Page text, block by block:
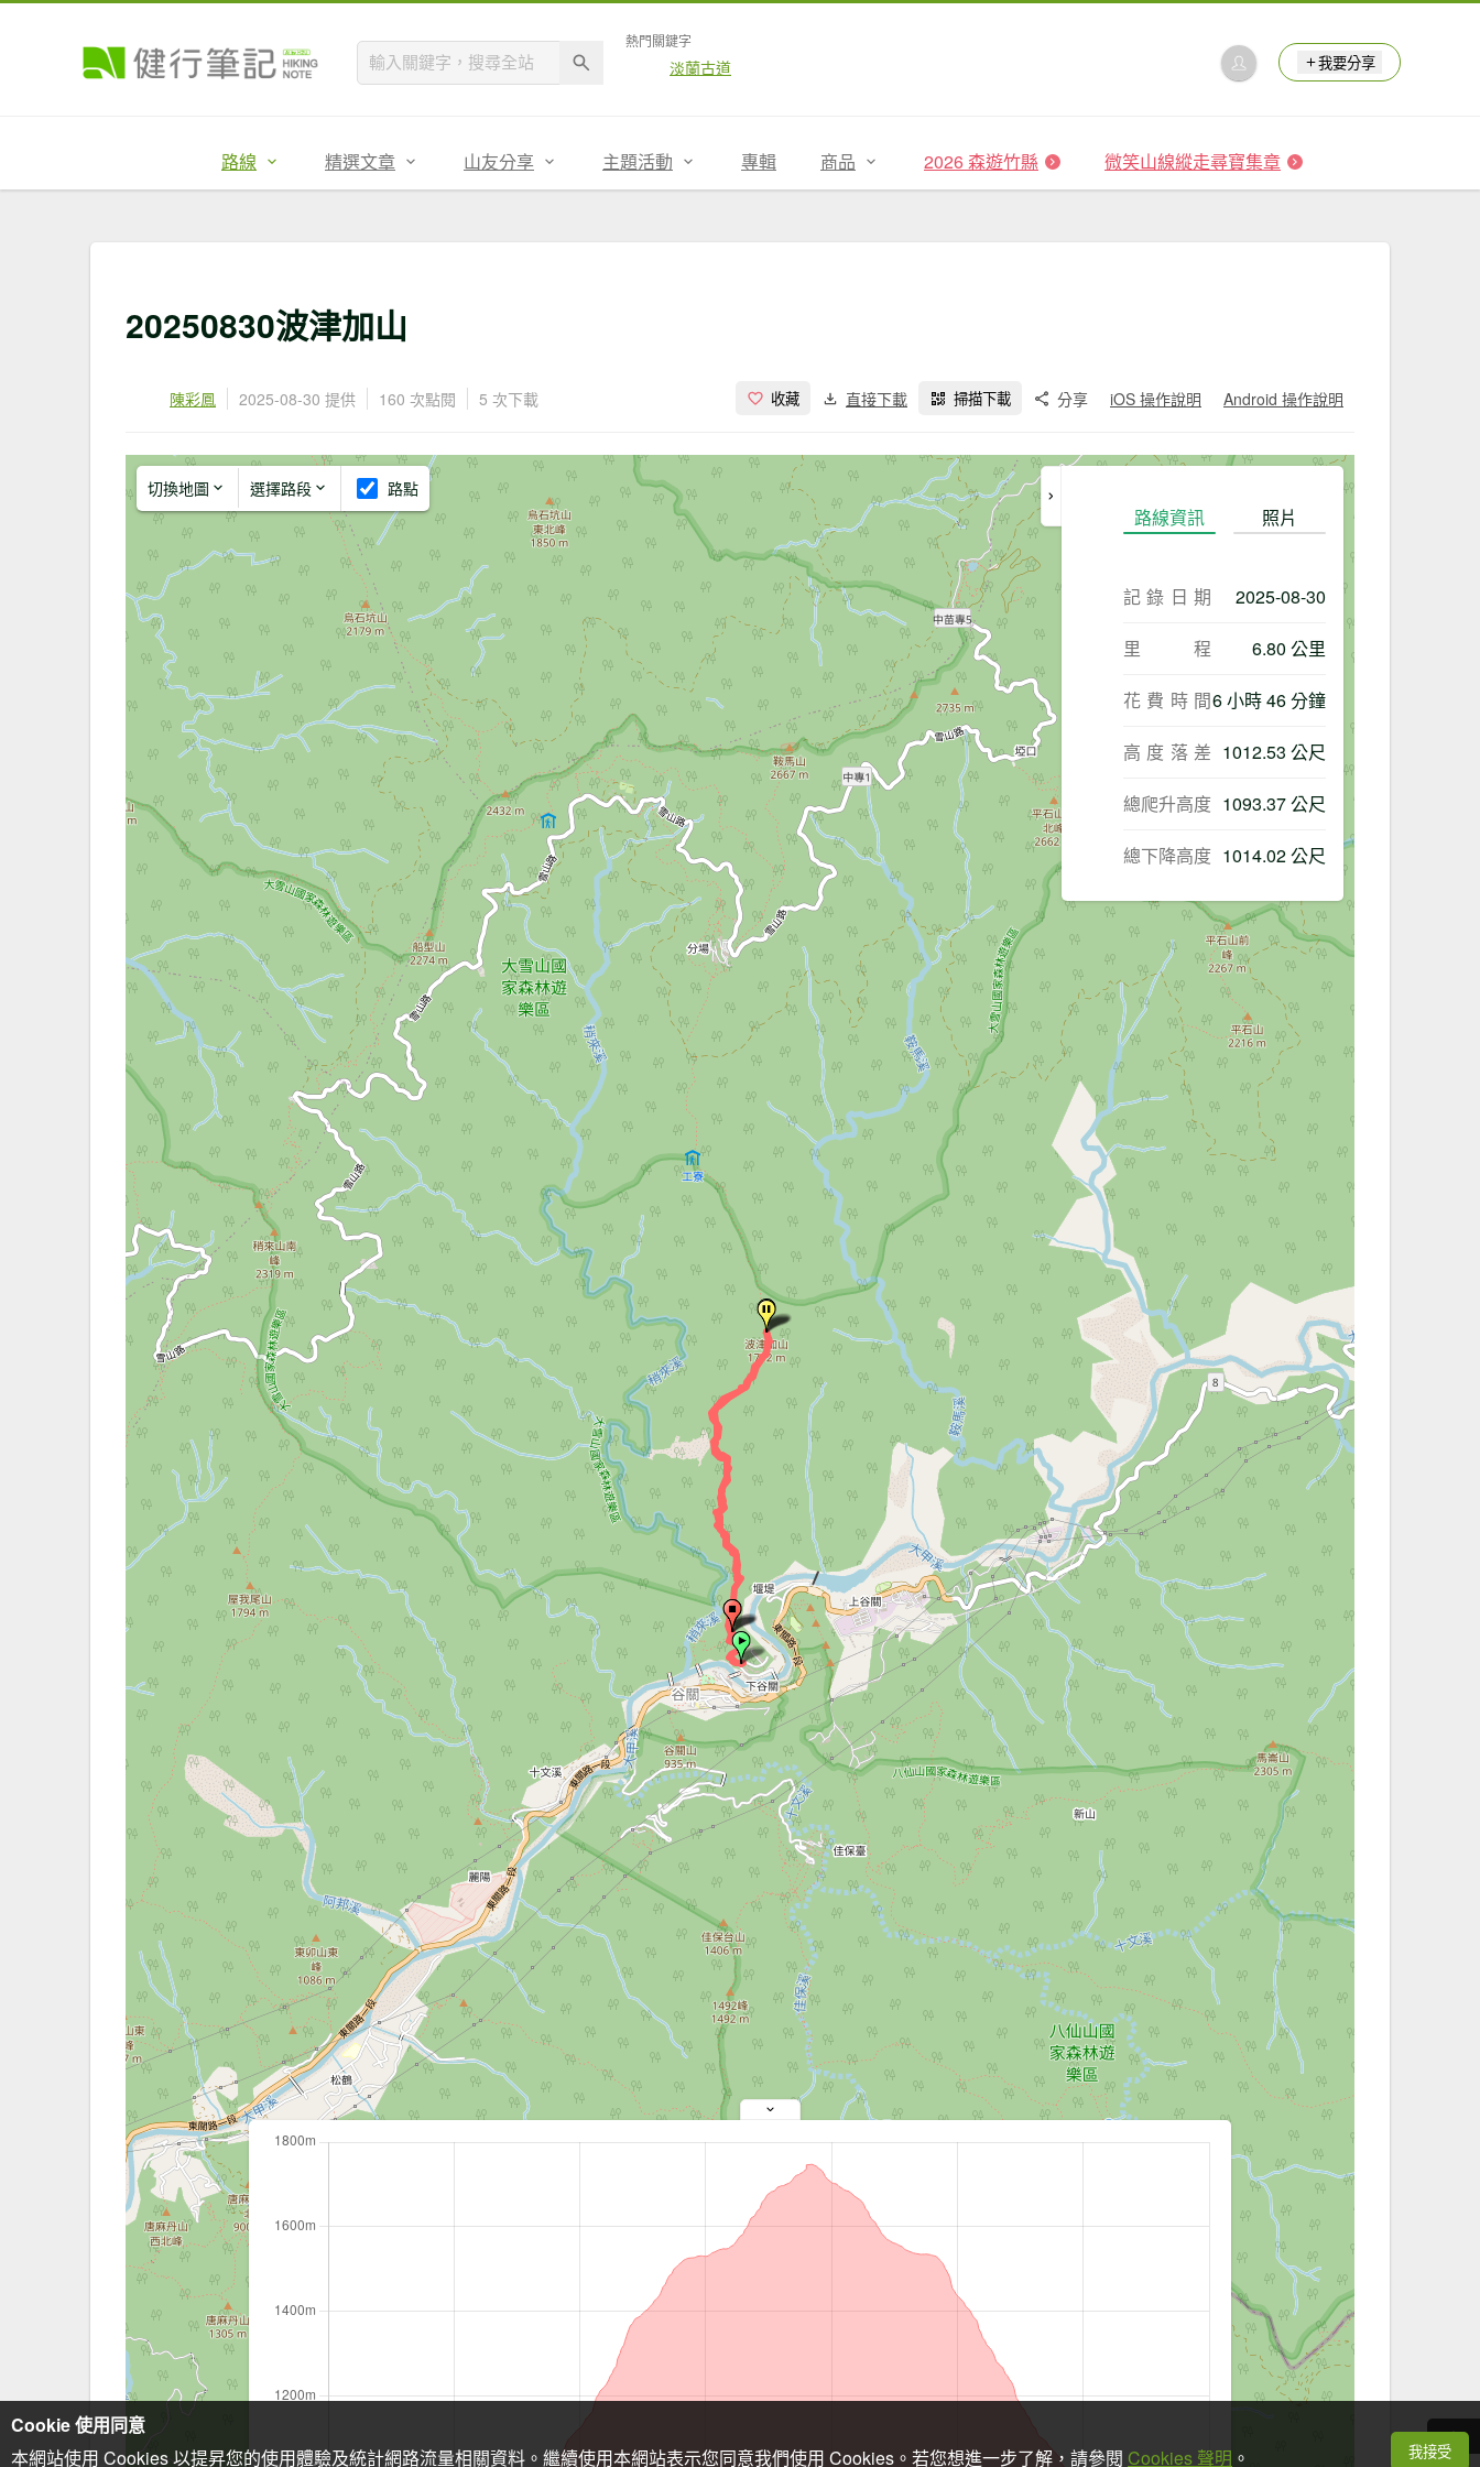
熱門關鍵字
淡蘭古道 我要分享
路線 精選文章 山友分享 主題活動 專輯 商品 2026 森遊竹縣 微笑山線縱走尋寶集章
20250830波津加山
陳彩鳳 2025-08-30 提供 160 次點閱 5 次下載 收藏 直接下載 掃描下載 分享 iOS 操作說明 Android 操作說明
切換地圖 選擇路段 路點
路線資訊 照片
記錄日期 2025-08-30
里程 6.80 公里
花費時間6 小時 46 分鐘
高度落差 1012.53 公尺
總爬升高度 1093.37 公尺
總下降高度 1014.02 公尺
Cookie 使用同意
本網站使用 Cookies 以提昇您的使用體驗及統計網路流量相關資料。繼續使用本網站表示您同意我們使用 Cookies。若您想進一步了解，請參閱 Cookies 聲明 。 我接受